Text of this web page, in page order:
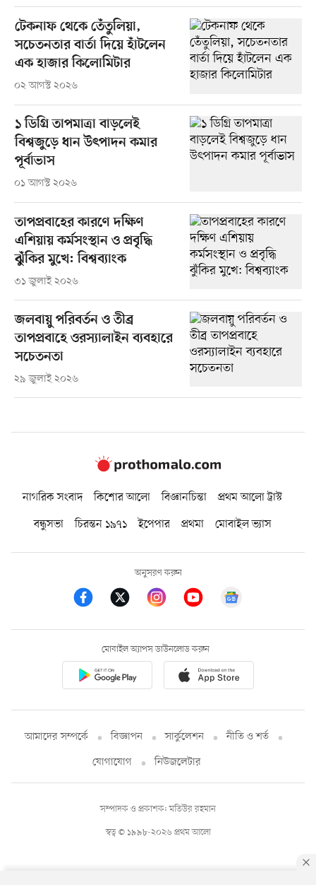
টেকনাফ থেকে তেঁতুলিয়া,
সচেতনতার বার্তা দিয়ে হাঁটলেন
এক হাজার কিলোমিটার
০২ আগস্ট ২০২৬
১ ডিগ্রি তাপমাত্রা বাড়লেই
বিশ্বজুড়ে ধান উৎপাদন কমার
পূর্বাভাস
০১ আগস্ট ২০২৬
তাপপ্রবাহের কারণে দক্ষিণ
এশিয়ায় কর্মসংস্থান ও প্রবৃদ্ধি
ঝুঁকির মুখে: বিশ্বব্যাংক
৩১ জুলাই ২০২৬
জলবায়ু পরিবর্তন ও তীব্র
তাপপ্রবাহে ওরস্যালাইন ব্যবহারে
সচেতনতা
২৯ জুলাই ২০২৬
নাগরিক সংবাদ কিশোর আলো বিজ্ঞানচিন্তা
প্রথম আলো ট্রাস্ট
বন্ধুসভা
চিরন্তন ১৯৭১ ইপেপার প্রথমা মোবাইল ভ্যাস
অনুসরণ করুন
মোবাইল অ্যাপস ডাউনলোড করুন
আমাদের সম্পর্কে বিজ্ঞাপন সার্কুলেশন
নীতি ও শর্ত
যোগাযোগ
নিউজলেটার
স্বত্ব © ১৯৯৮-২০২৬ প্রথম আলো
সম্পাদক ও প্রকাশক: মতিউর রহমান